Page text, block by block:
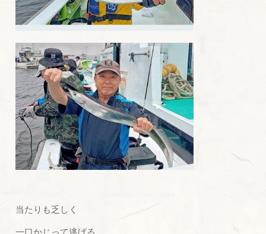
当たりも乏しく
一口かじって逃げる